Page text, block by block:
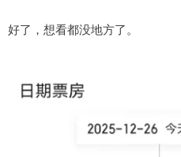
好了，想看都没地方了。